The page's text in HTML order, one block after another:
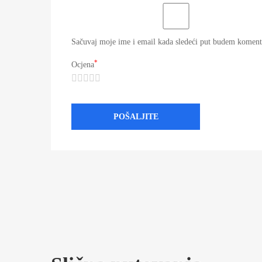
Sačuvaj moje ime i email kada sledeći put budem
Ocjena*